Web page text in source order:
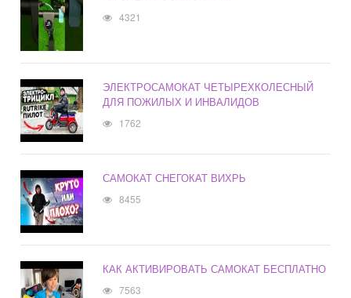
4321
ЭЛЕКТРОСАМОКАТ ЧЕТЫРЕХКОЛЕСНЫЙ
ДЛЯ ПОЖИЛЫХ И ИНВАЛИДОВ
1762
САМОКАТ СНЕГОКАТ ВИХРЬ
8455
КАК АКТИВИРОВАТЬ САМОКАТ БЕСПЛАТНО
7563